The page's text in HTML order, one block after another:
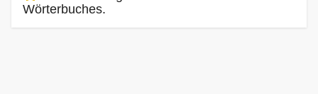
Wörterbuches.